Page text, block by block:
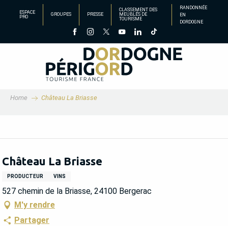
principal
ESPACE
PRO
GROUPES PRESSE
CLASSEMENT DES
MEUBLÉS DE
TOURISME
RANDONNÉE
EN
DORDOGNE
Home Château La Briasse
Château La Briasse
PRODUCTEUR VINS
527 chemin de la Briasse, 24100 Bergerac
M'y rendre
Partager